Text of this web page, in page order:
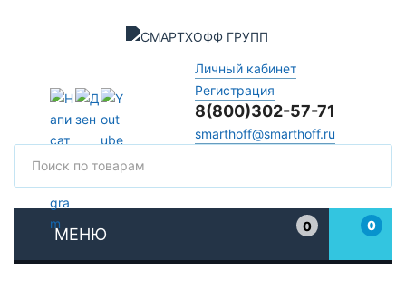
Личный кабинет
Регистрация
8(800)302-57-71
smarthoff@smarthoff.ru
МЕНЮ
0
0